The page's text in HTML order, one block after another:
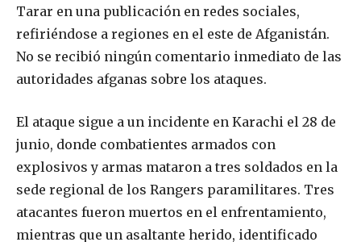
Tarar en una publicación en redes sociales,
refiriéndose a regiones en el este de Afganistán.
No se recibió ningún comentario inmediato de las
autoridades afganas sobre los ataques.
El ataque sigue a un incidente en Karachi el 28 de
junio, donde combatientes armados con
explosivos y armas mataron a tres soldados en la
sede regional de los Rangers paramilitares. Tres
atacantes fueron muertos en el enfrentamiento,
mientras que un asaltante herido, identificado